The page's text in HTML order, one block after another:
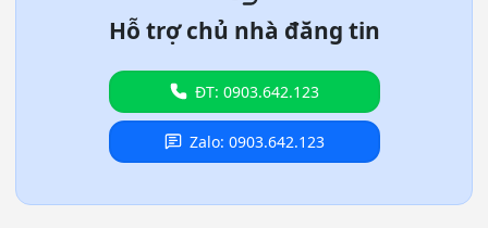
Hỗ trợ chủ nhà đăng tin
ĐT: 0903.642.123
Zalo: 0903.642.123